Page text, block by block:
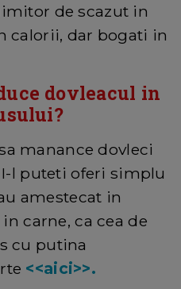
de scazut in
calorii, dar bogati in
dovleacul in
manance dovleci
I-l puteti oferi simplu
amestecat in
carne, ca cea de
cu putina
<<aici>>.